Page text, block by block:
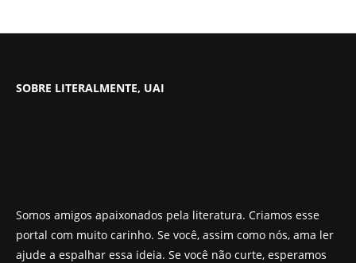
SOBRE LITERALMENTE, UAI
Somos amigos apaixonados pela literatura. Criamos esse
portal com muito carinho. Se você, assim como nós, ama ler
ajude a espalhar essa ideia. Se você não curte, esperamos